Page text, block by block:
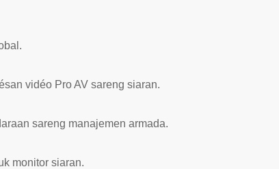
vidéo Pro AV sareng siaran.
sareng manajemen armada.
monitor siaran.